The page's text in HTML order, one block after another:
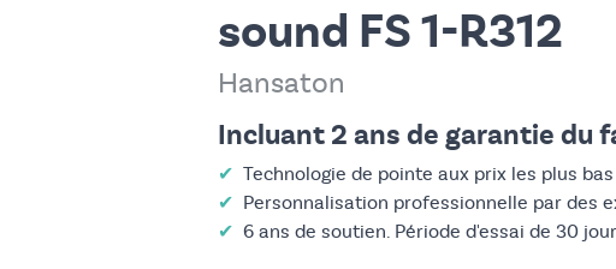
sound FS 1-R312
Hansaton
Incluant 2 ans de garantie du
✔ Technologie de pointe aux prix les plus bas
✔ Personnalisation professionnelle par des
✔ 6 ans de soutien. Période d'essai de 30